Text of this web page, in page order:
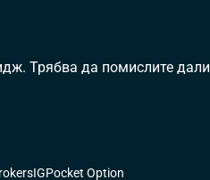
Трябва да помислите дали
IGPocket Option